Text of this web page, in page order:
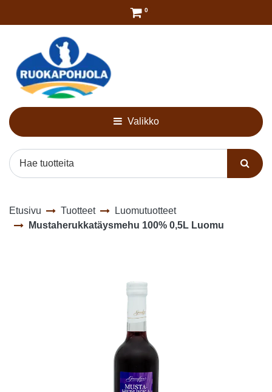
0
Valikko
Etusivu Tuotteet
Luomutuotteet
Mustaherukkatäysmehu 100% 0,5L Luomu